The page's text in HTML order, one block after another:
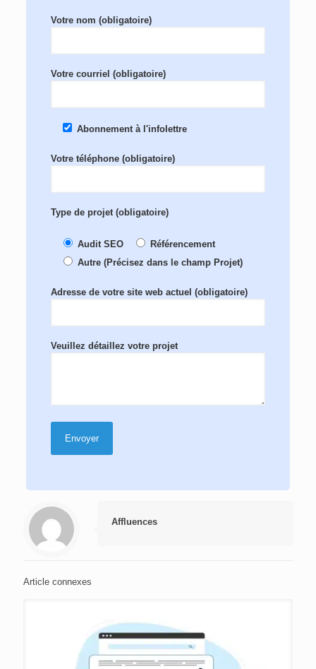
Votre nom (obligatoire)
Votre courriel (obligatoire)
Abonnement à l'infolettre
Votre téléphone (obligatoire)
Type de projet (obligatoire)
Audit SEO
Référencement
Autre (Précisez dans le champ Projet)
Adresse de votre site web actuel (obligatoire)
Veuillez détaillez votre projet
Affluences
Article connexes